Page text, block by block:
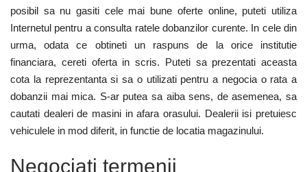
posibil sa nu gasiti cele mai bune oferte online, puteti utiliza
Internetul pentru a consulta ratele dobanzilor curente. In cele din
urma, odata ce obtineti un raspuns de la orice institutie
financiara, cereti oferta in scris. Puteti sa prezentati aceasta
cota la reprezentanta si sa o utilizati pentru a negocia o rata a
dobanzii mai mica. S-ar putea sa aiba sens, de asemenea, sa
cautati dealeri de masini in afara orasului. Dealerii isi pretuiesc
vehiculele in mod diferit, in functie de locatia magazinului.
Negociati termenii